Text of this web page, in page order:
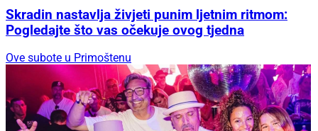
Skradin nastavlja živjeti punim ljetnim ritmom:
Pogledajte što vas očekuje ovog tjedna
Ove subote u Primoštenu